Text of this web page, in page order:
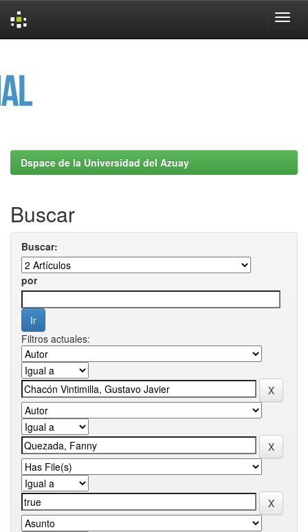
Dspace de la Universidad del Azuay
Buscar
Buscar:
por
Filtros actuales: